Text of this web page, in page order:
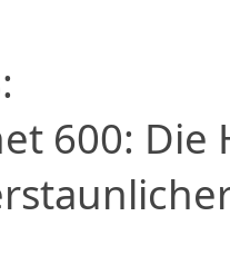
600: Die